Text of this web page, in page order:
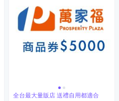
全台最大量販店 送禮自用都適合